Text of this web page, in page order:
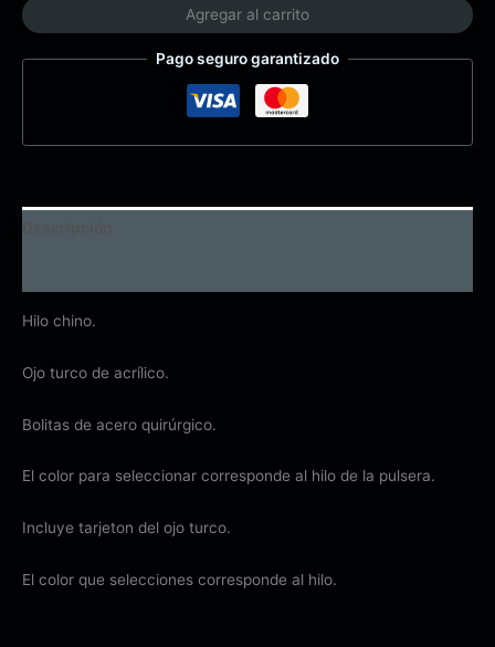
Agregar al carrito
Pago seguro garantizado
Hilo chino.
Ojo turco de acrílico.
Bolitas de acero quirúrgico.
El color para seleccionar corresponde al hilo de la pulsera.
Incluye tarjeton del ojo turco.
El color que selecciones corresponde al hilo.